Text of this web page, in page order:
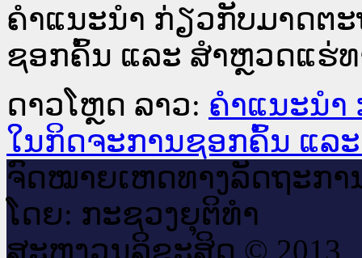
ຄໍາແນະນໍາ ກ່ຽວກັບມາດຕ
ຊອກຄົ້ນ ແລະ ສໍາຫຼວດແຮ່
ດາວໂຫຼດ ລາວ: ຄໍາແນະນໍາ
ໃນກິດຈະການຊອກຄົ້ນ ແລ
ຈົດ​ໝາຍ​ເຫດ​ທາງ​ລັດ​ຖະ​ກາ
ໂດຍ: ກະ​ຊວງຍຸ​ຕິ​ທຳ
ສະ​ຫງວນ​ລິ​ຂະ​ສິດ © 2013